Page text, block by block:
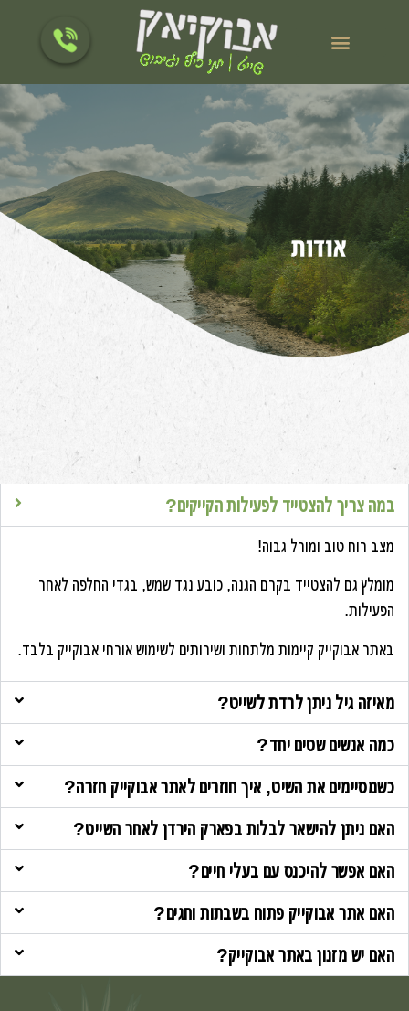
במה צריך להצטייד לפעילות הקייקים?
מצב רוח טוב ומורל גבוה!
מומלץ גם להצטייד בקרם הגנה, כובע נגד שמש, בגדי החלפה לאחר
הפעילות.
באתר אבוקייק קיימות מלתחות ושירותים לשימוש אורחי אבוקייק בלבד.
מאיזה גיל ניתן לרדת לשייט?
כמה אנשים שטים יחד?
כשמסיימים את השיט, איך חוזרים לאתר אבוקייק חזרה?
האם ניתן להישאר לבלות בפארק הירדן לאחר השייט?
האם אפשר להיכנס עם בעלי חיים?
האם אתר אבוקייק פתוח בשבתות וחגים?
האם יש מזנון באתר אבוקייק?